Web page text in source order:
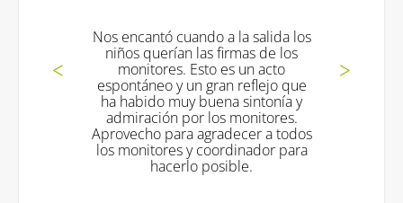
Nos encantó cuando a la salida los
niños querían las firmas de los
monitores. Esto es un acto
espontáneo y un gran reflejo que
ha habido muy buena sintonía y
admiración por los monitores.
Aprovecho para agradecer a todos
los monitores y coordinador para
hacerlo posible.